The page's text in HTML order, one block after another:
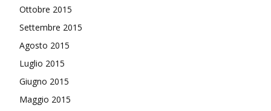
Ottobre 2015
Settembre 2015
Agosto 2015
Luglio 2015
Giugno 2015
Maggio 2015